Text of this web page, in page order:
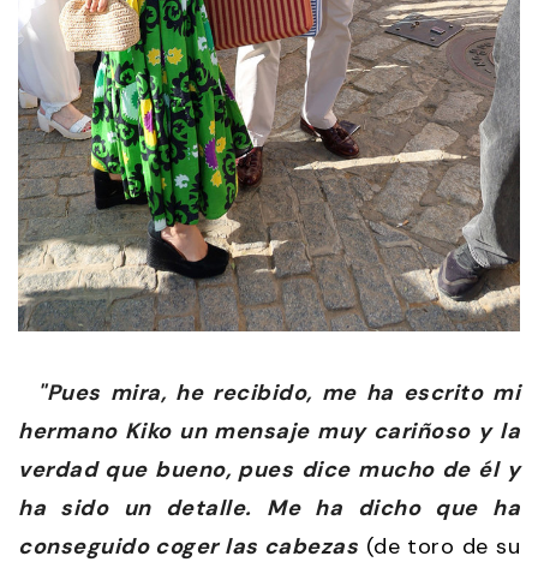
"Pues mira, he recibido, me ha escrito mi
hermano Kiko un mensaje muy cariñoso y la
verdad que bueno, pues dice mucho de él y
ha sido un detalle. Me ha dicho que ha
conseguido coger las cabezas (de toro de su